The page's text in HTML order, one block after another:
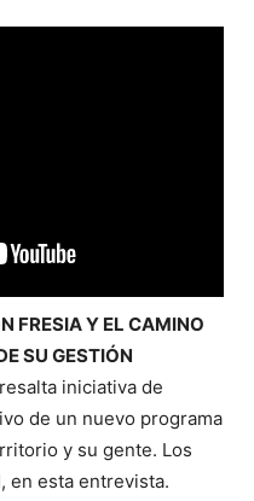
FRESIA Y EL CAMINO
SU GESTIÓN
iniciativa de
de un nuevo programa
y su gente. Los
en esta entrevista.